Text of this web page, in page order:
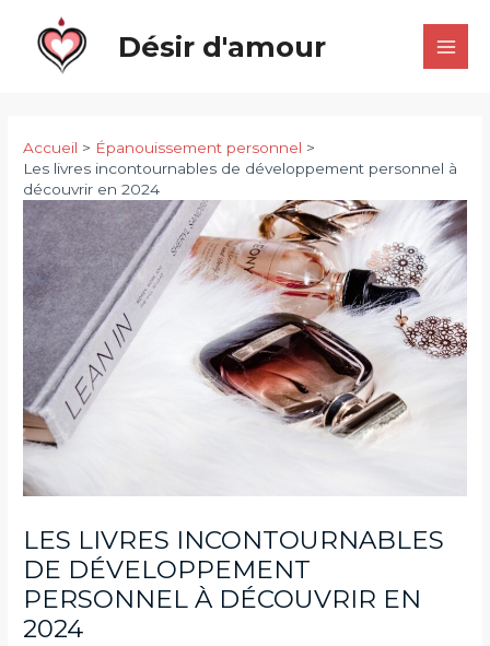
contenu
Désir d'amour
Main
Accueil
Épanouissement personnel
Les livres incontournables de développement personnel à
découvrir en 2024
LES LIVRES INCONTOURNABLES
DE DÉVELOPPEMENT
PERSONNEL À DÉCOUVRIR EN
2024